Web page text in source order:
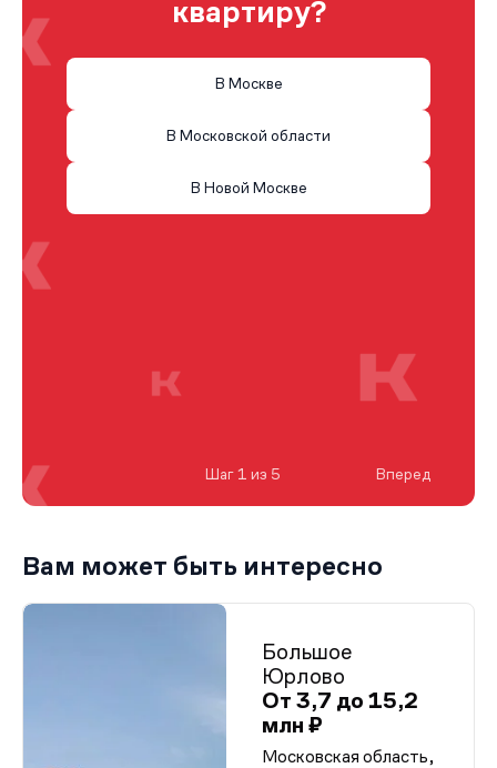
квартиру?
В Москве
В Московской области
В Новой Москве
Шаг 1 из 5 Вперед
Вам может быть интересно
Большое
Юрлово
От 3,7 до 15,2
млн ₽
Московская область,